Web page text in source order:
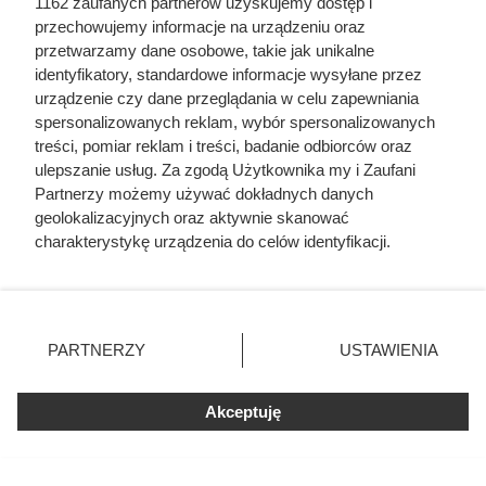
Mąż ją zdradzał i zaraził kiłą, a lekarze faszerowali
arszenikiem. Przerażająca prawda o cenie, jaką
Karen Blixen zapłaciła za Afrykę
Pierwszy raz niemal na oczach zaproszonych
gości. Noc poślubna Zygmunta Starego i Bony
Sworzy
przechowujemy informacje na urządzeniu oraz
przetwarzamy dane osobowe, takie jak unikalne
identyfikatory, standardowe informacje wysyłane przez
urządzenie czy dane przeglądania w celu zapewniania
spersonalizowanych reklam, wybór spersonalizowanych
treści, pomiar reklam i treści, badanie odbiorców oraz
ulepszanie usług. Za zgodą Użytkownika my i Zaufani
Partnerzy możemy używać dokładnych danych
geolokalizacyjnych oraz aktywnie skanować
charakterystykę urządzenia do celów identyfikacji.
zmienić/wycofać klikając przycisk ustawień prywatności
znajdujący się w lewym dolnym rogu strony
rodzaje przetwarzania danych nie wymagają zgody
użytkownika, ale masz prawo sprzeciwić się takiemu
przetwarzaniu. Preferencje będą miały zastosowania tylko
PARTNERZY USTAWIENIA
Akceptuję